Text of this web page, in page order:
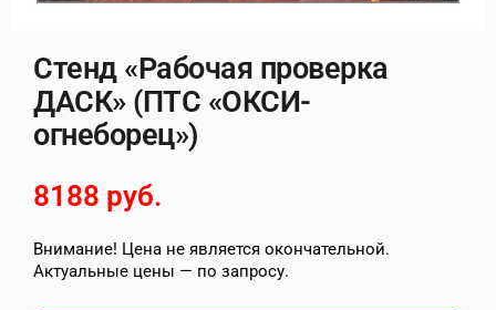
Стенд «Рабочая проверка
ДАСК» (ПТС «ОКСИ-
огнеборец»)
8188 руб.
Внимание! Цена не является окончательной.
Актуальные цены — по запросу.